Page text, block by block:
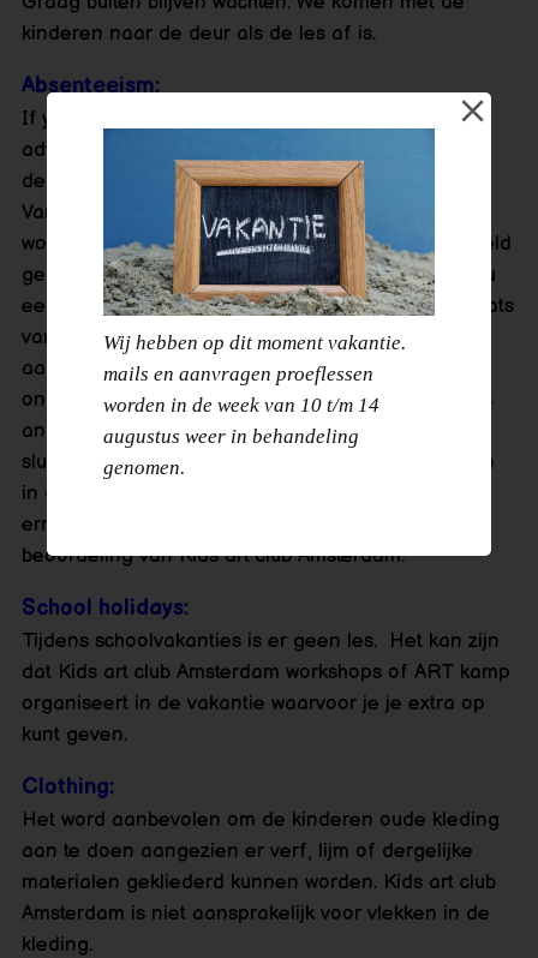
kinderen naar de deur als de les af is.
Absenteeism:
If your child cannot come, please notify us in
advance by e-mail ( info@kidsartclub-
deamsterdammertjes.nll ) orwhatsapp
Vanwege het feit dat er een plekje vastgehouden
word voor uw kind het gehele blok word er geen geld
gerestitueerd bij het missen van een les. Wel kunt u
een vriendje of vriendinnetje vragen om in de plaats
van uw kind te gaan. Dit wel graag van tevoren
aangeven.Bij het missen van een les door pure
onmacht kunnen we wel samen kijken of er ergens
anders in de week nog een plek vrij is om aan te
sluiten bij een les. Alleen bij hoge uitzondering kan
in geval van aantoonbare langdurige ziekte of
ernstig ongeval restitutie plaatsvinden; e.e.a. ter
beoordeling van Kids art club Amsterdam.
School holidays:
Tijdens schoolvakanties is er geen les. Het kan zijn
dat Kids art club Amsterdam workshops of ART kamp
organiseert in de vakantie waarvoor je je extra op
kunt geven.
Clothing:
Het word aanbevolen om de kinderen oude kleding
aan te doen aangezien er verf, lijm of dergelijke
materialen gekliederd kunnen worden. Kids art club
Amsterdam is niet aansprakelijk voor vlekken in de
kleding.
Wij hebben op dit moment vakantie.
mails en aanvragen proeflessen
worden in de week van 10 t/m 14
augustus weer in behandeling
genomen.